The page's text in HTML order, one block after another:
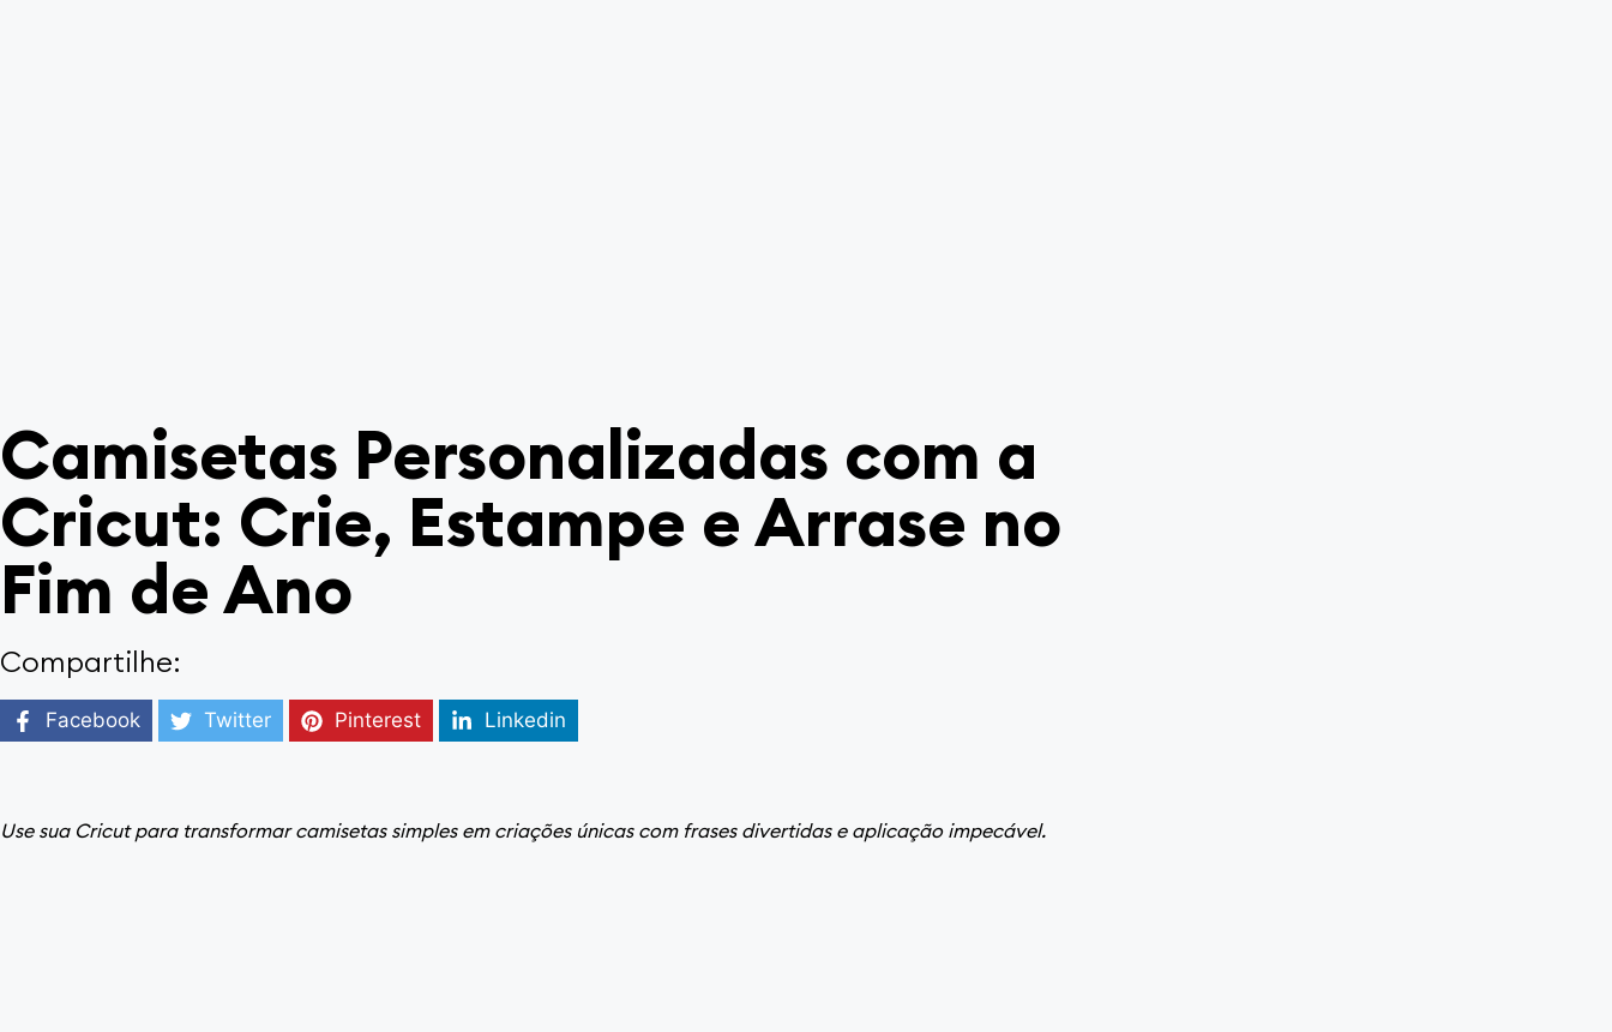
Camisetas Personalizadas com a
Cricut: Crie, Estampe e Arrase no
Fim de Ano
Compartilhe:
Facebook Twitter Pinterest Linkedin
Use sua Cricut para transformar camisetas simples em criações únicas com frases divertidas e aplicação impecável.